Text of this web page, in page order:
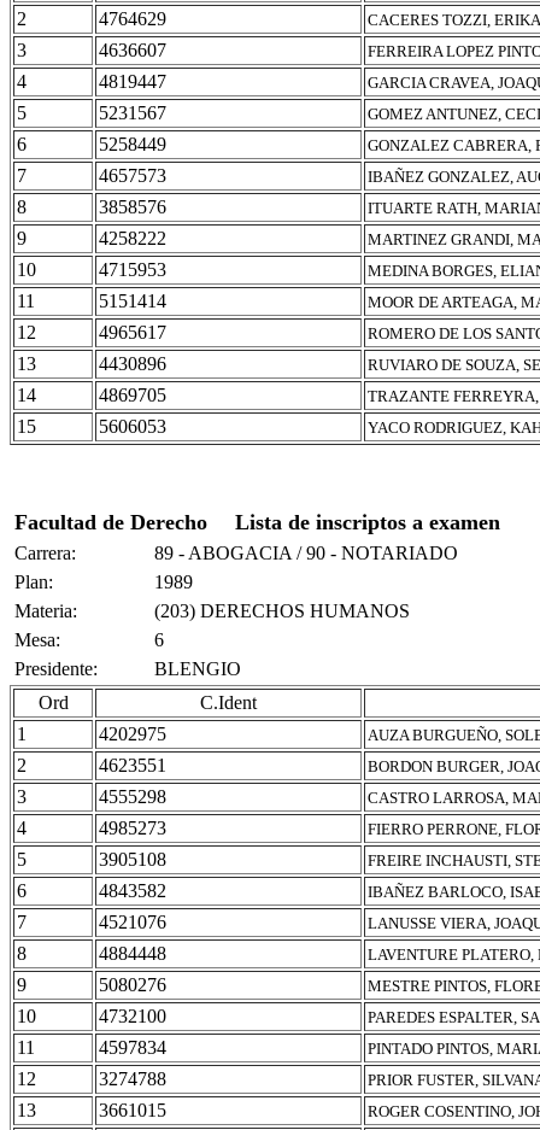
2 4764629 CACERES TOZZI,
3 4636607 FERREIRA LOPEZ
4 4819447 GARCIA CRAVEA,
5 5231567 GOMEZ ANTUNEZ,
6 5258449 GONZALEZ CABRERA,
7 4657573 IBAÑEZ GONZALEZ,
8 3858576 ITUARTE RATH,
9 4258222 MARTINEZ GRANDI,
10 4715953 MEDINA BORGES,
11 5151414 MOOR DE ARTEAGA,
12 4965617 ROMERO DE LOS
13 4430896 RUVIARO DE SOUZA,
14 4869705 TRAZANTE
15 5606053 YACO RODRIGUEZ,
Facultad de Derecho Lista de inscriptos a examen
Carrera:
89 - ABOGACIA / 90 - NOTARIADO
Plan:
1989
Materia:
(203) DERECHOS HUMANOS
Mesa:
6
Presidente:
BLENGIO
Ord
C.Ident
1
4202975 AUZA BURGUEÑO,
2 4623551 BORDON BURGER,
3 4555298 CASTRO LARROSA,
4 4985273 FIERRO PERRONE,
5 3905108 FREIRE INCHAUSTI,
6 4843582 IBAÑEZ BARLOCO,
7 4521076 LANUSSE VIERA,
8 4884448 LAVENTURE
9 5080276 MESTRE PINTOS,
10 4732100 PAREDES ESPALTER,
11 4597834 PINTADO PINTOS,
12 3274788 PRIOR FUSTER,
13 3661015 ROGER COSENTINO,